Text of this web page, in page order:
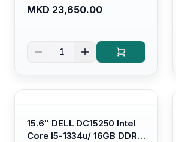
512GB SSD M.2/ Iris Xe
Graphics/ 120Hz Anti-
Kb/ Platinum Silver/
Ubuntu
MKD 23,650.00
1
15.6" DELL DC15250 Intel
Core I5-1334u/ 16GB DDR4